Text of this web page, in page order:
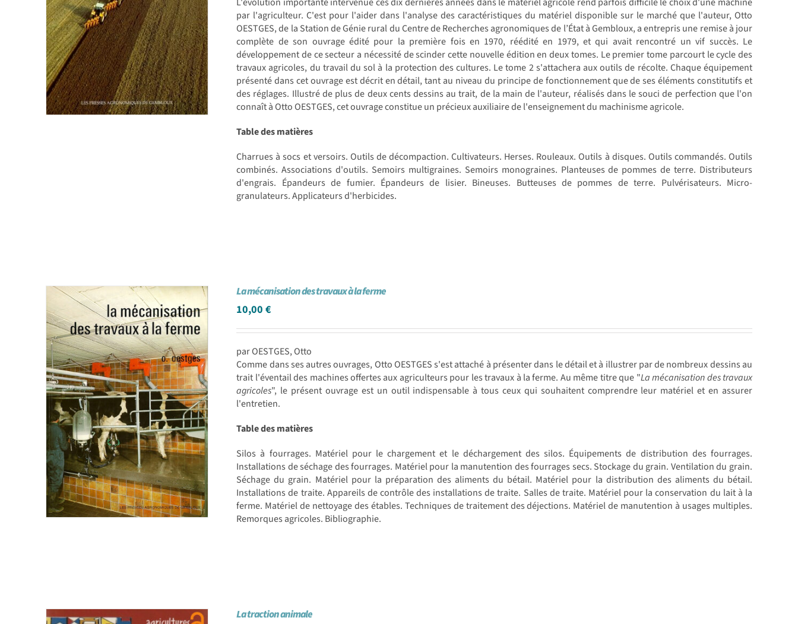
par l'agriculteur. C'est pour l'aider dans l'analyse des caractéristiques du matériel disponible sur le marché que l'auteur, Otto
OESTGES, de la Station de Génie rural du Centre de Recherches agronomiques de l’État à Gembloux, a entrepris une remise à jour
complète de son ouvrage édité pour la première fois en 1970, réédité en 1979, et qui avait rencontré un vif succès. Le
développement de ce secteur a nécessité de scinder cette nouvelle édition en deux tomes. Le premier tome parcourt le cycle des
travaux agricoles, du travail du sol à la protection des cultures. Le tome 2 s'attachera aux outils de récolte. Chaque équipement
présenté dans cet ouvrage est décrit en détail, tant au niveau du principe de fonctionnement que de ses éléments constitutifs et
des réglages. Illustré de plus de deux cents dessins au trait, de la main de l'auteur, réalisés dans le souci de perfection que l'on
connaît à Otto OESTGES, cet ouvrage constitue un précieux auxiliaire de l'enseignement du machinisme agricole.
Table des matières
Charrues à socs et versoirs. Outils de décompaction. Cultivateurs. Herses. Rouleaux. Outils à disques. Outils commandés. Outils
combinés. Associations d'outils. Semoirs multigraines. Semoirs monograines. Planteuses de pommes de terre. Distributeurs
d'engrais. Épandeurs de fumier. Épandeurs de lisier. Bineuses. Butteuses de pommes de terre. Pulvérisateurs. Micro-
granulateurs. Applicateurs d'herbicides.
La mécanisation des travaux à la ferme
10,00€
par OESTGES, Otto
Comme dans ses autres ouvrages, Otto OESTGES s'est attaché à présenter dans le détail et à illustrer par de nombreux dessins au
trait l'éventail des machines offertes aux agriculteurs pour les travaux à la ferme. Au même titre que "La mécanisation des travaux
agricoles", le présent ouvrage est un outil indispensable à tous ceux qui souhaitent comprendre leur matériel et en assurer
l'entretien.
Table des matières
Silos à fourrages. Matériel pour le chargement et le déchargement des silos. Équipements de distribution des fourrages.
Installations de séchage des fourrages. Matériel pour la manutention des fourrages secs. Stockage du grain. Ventilation du grain.
Séchage du grain. Matériel pour la préparation des aliments du bétail. Matériel pour la distribution des aliments du bétail.
Installations de traite. Appareils de contrôle des installations de traite. Salles de traite. Matériel pour la conservation du lait à la
ferme. Matériel de nettoyage des étables. Techniques de traitement des déjections. Matériel de manutention à usages multiples.
Remorques agricoles. Bibliographie.
La traction animale